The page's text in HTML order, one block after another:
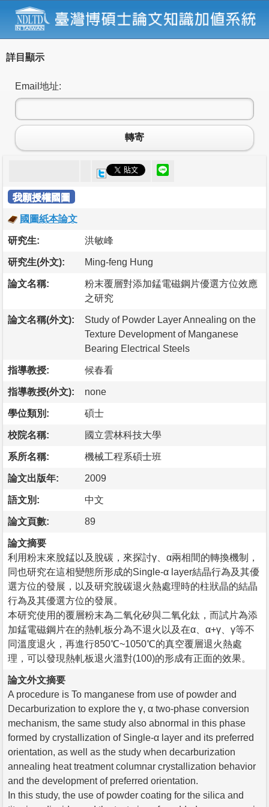
詳目顯示
Email地址:
轉寄
我願授權國圖
國圖紙本論文
研究生: 洪敏峰
研究生(外文): Ming-feng Hung
論文名稱:
粉末覆層對添加錳電磁鋼片優選方位效應
之研究
論文名稱(外文):
Study of Powder Layer Annealing on the
Texture Development of Manganese
Bearing Electrical Steels
指導教授: 候春看
指導教授(外文): none
學位類別: 碩士
校院名稱: 國立雲林科技大學
系所名稱: 機械工程系碩士班
論文出版年: 2009
語文別: 中文
論文頁數: 89
論文摘要
利用粉末來脫錳以及脫碳，來探討γ、α兩相間的轉換機制，
同也研究在這相變態所形成的Single-α layer結晶行為及其優
選方位的發展，以及研究脫碳退火熱處理時的柱狀晶的結晶
行為及其優選方位的發展。
本研究使用的覆層粉末為二氧化矽與二氧化鈦，而試片為添
加錳電磁鋼片在的熱軋板分為不退火以及在α、α+γ、γ等不
同溫度退火，再進行850℃~1050℃的真空覆層退火熱處
理，可以發現熱軋板退火溫對(100)的形成有正面的效果。
論文外文摘要
A procedure is To manganese from use of powder and
Decarburization to explore the γ, α two-phase conversion
mechanism, the same study also abnormal in this phase
formed by crystallization of Single-α layer and its preferred
orientation, as well as the study when decarburization
annealing heat treatment columnar crystallization behavior
and the development of preferred orientation.
In this study, the use of powder coating for the silica and